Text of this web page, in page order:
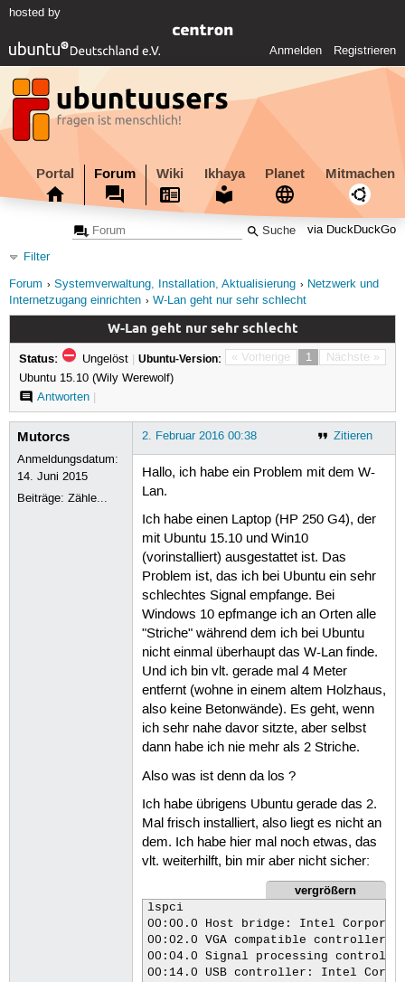
hosted by
Anmelden Registrieren
Portal Forum Wiki Ikhaya Planet Mitmachen
via DuckDuckGo
Filter
Forum
Systemverwaltung, Installation, Aktualisierung
Netzwerk und
Internetzugang einrichten
W-Lan geht nur sehr schlecht
W-Lan geht nur sehr schlecht
« Vorherige 1 Nächste »
Status: Ungelöst | Ubuntu-Version:
Ubuntu 15.10 (Wily Werewolf)
Antworten|
Mutorcs
Anmeldungsdatum:
14. Juni 2015
Beiträge:Zähle...
Zitieren
2. Februar 2016 00:38
Hallo, ich habe ein Problem mit dem W-
Lan.
Ich habe einen Laptop (HP 250 G4), der
mit Ubuntu 15.10 und Win10
(vorinstalliert) ausgestattet ist. Das
Problem ist, das ich bei Ubuntu ein sehr
schlechtes Signal empfange. Bei
Windows 10 epfmange ich an Orten alle
"Striche" während dem ich bei Ubuntu
nicht einmal überhaupt das W-Lan finde.
Und ich bin vlt. gerade mal 4 Meter
entfernt (wohne in einem altem Holzhaus,
also keine Betonwände). Es geht, wenn
ich sehr nahe davor sitzte, aber selbst
dann habe ich nie mehr als 2 Striche.
Also was ist denn da los ?
Ich habe übrigens Ubuntu gerade das 2.
Mal frisch installiert, also liegt es nicht an
dem. Ich habe hier mal noch etwas, das
vlt. weiterhilft, bin mir aber nicht sicher:
vergrößern
lspci
00:00.0 Host bridge: Intel
00:02.0 VGA compatible
00:04.0 Signal processing
00:14.0 USB controller: Intel